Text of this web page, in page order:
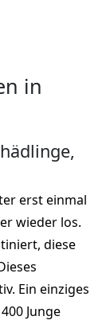
in
erst einmal
wieder los.
diese
Ein einziges
Junge